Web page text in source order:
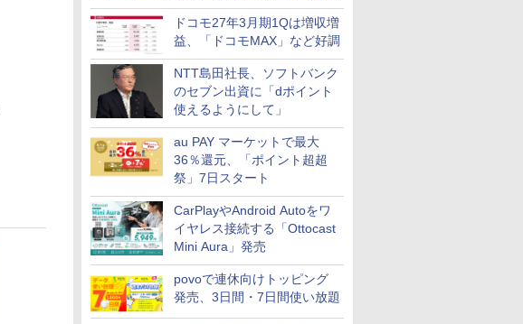
にも言及
ドコモ27年3月期1Qは増収増
益、「ドコモMAX」など好調
NTT島田社長、ソフトバンク
のセブン出資に「dポイント
使えるようにして」
au PAY マーケットで最大
36％還元、「ポイント超超
祭」7日スタート
CarPlayやAndroid Autoをワ
イヤレス接続する「Ottocast
Mini Aura」発売
povoで連休向けトッピング
発売、3日間・7日間使い放題